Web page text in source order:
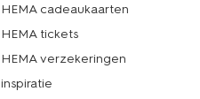
HEMA cadeaukaarten
HEMA tickets
HEMA verzekeringen
inspiratie